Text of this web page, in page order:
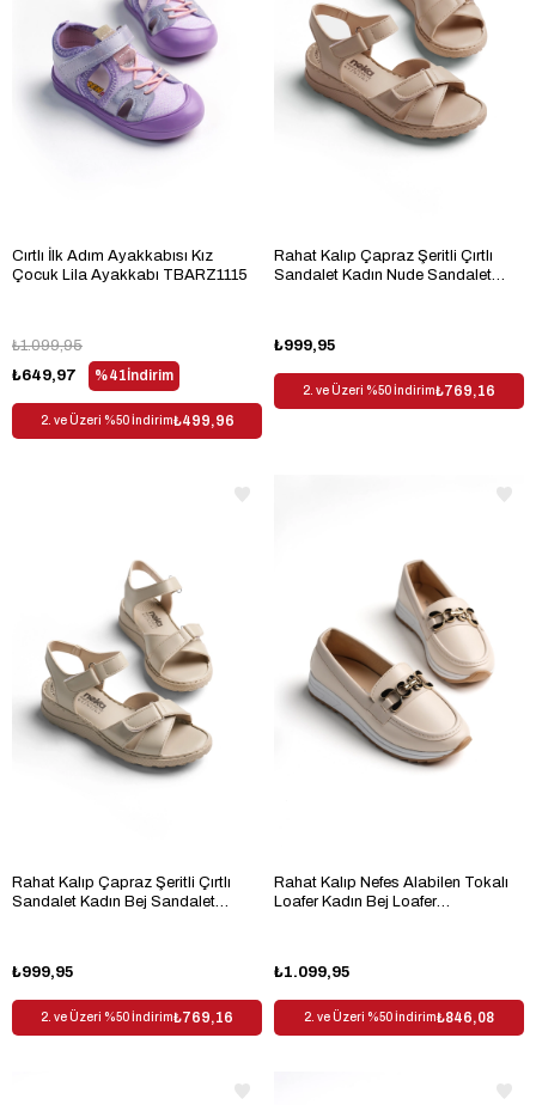
Cırtlı İlk Adım Ayakkabısı Kız
Çocuk Lila Ayakkabı TBARZ1115
%41İndirim
₺649,97
₺1.099,95
2. ve Üzeri %50 İndirim₺499,96
Rahat Kalıp Çapraz Şeritli Çırtlı
Sandalet Kadın Nude Sandalet
₺999,95
2. ve Üzeri %50 İndirim₺769,16
Rahat Kalıp Çapraz Şeritli Çırtlı
Sandalet Kadın Bej Sandalet
₺999,95
2. ve Üzeri %50 İndirim₺769,16
Rahat Kalıp Nefes Alabilen Tokalı
Loafer Kadın Bej Loafer
₺1.099,95
2. ve Üzeri %50 İndirim₺846,08